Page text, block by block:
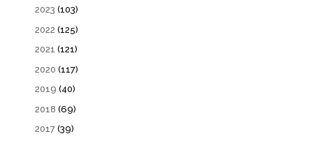
2023 (103)
2022 (125)
2021 (121)
2020 (117)
2019 (40)
2018 (69)
2017 (39)